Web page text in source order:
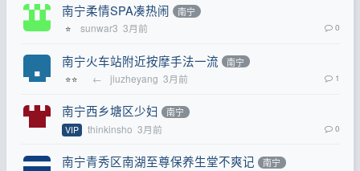
南宁柔情SPA凑热闹 南宁
⭐ sunwar3 3月前 0
南宁火车站附近按摩手法一流 南宁
⭐⭐ ← jiuzheyang 3月前 1
南宁西乡塘区少妇 南宁
VIP thinkinsho 3月前 0
南宁青秀区南湖至尊保养生堂不爽记 南宁